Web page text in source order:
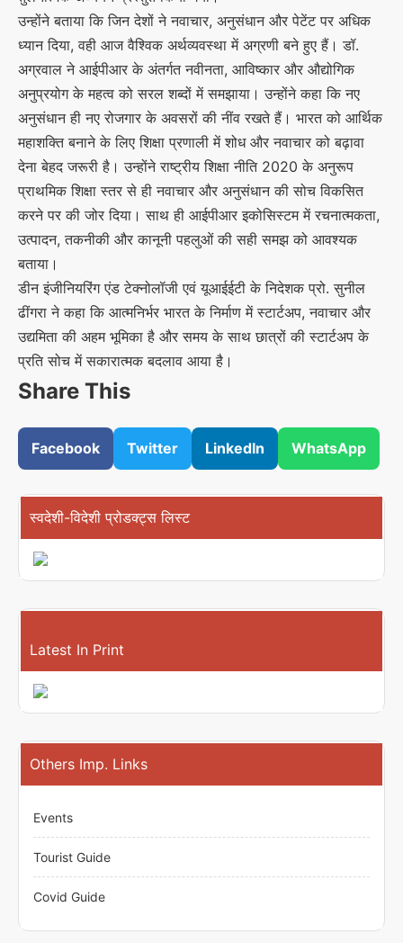
उन्होंने बताया कि जिन देशों ने नवाचार, अनुसंधान और पेटेंट पर अधिक
ध्यान दिया, वही आज वैश्विक अर्थव्यवस्था में अग्रणी बने हुए हैं। डॉ.
अग्रवाल ने आईपीआर के अंतर्गत नवीनता, आविष्कार और औद्योगिक
अनुप्रयोग के महत्व को सरल शब्दों में समझाया। उन्होंने कहा कि नए
अनुसंधान ही नए रोजगार के अवसरों की नींव रखते हैं। भारत को आर्थिक
महाशक्ति बनाने के लिए शिक्षा प्रणाली में शोध और नवाचार को बढ़ावा
देना बेहद जरूरी है। उन्होंने राष्ट्रीय शिक्षा नीति 2020 के अनुरूप
प्राथमिक शिक्षा स्तर से ही नवाचार और अनुसंधान की सोच विकसित
करने पर की जोर दिया। साथ ही आईपीआर इकोसिस्टम में रचनात्मकता,
उत्पादन, तकनीकी और कानूनी पहलुओं की सही समझ को आवश्यक
बताया।
डीन इंजीनियरिंग एंड टेक्नोलॉजी एवं यूआईईटी के निदेशक प्रो. सुनील
ढींगरा ने कहा कि आत्मनिर्भर भारत के निर्माण में स्टार्टअप, नवाचार और
उद्यमिता की अहम भूमिका है और समय के साथ छात्रों की स्टार्टअप के
प्रति सोच में सकारात्मक बदलाव आया है।
Share This
Facebook Twitter LinkedIn WhatsApp
स्वदेशी-विदेशी प्रोडक्ट्स लिस्ट
Latest In Print
Others Imp. Links
Events
Tourist Guide
Covid Guide